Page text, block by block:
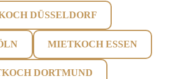
DÜSSELDORF
MIETKOCH ESSEN
DORTMUND